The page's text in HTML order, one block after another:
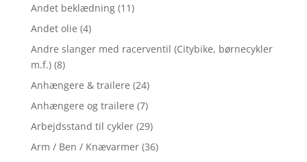
Andet beklædning (11)
Andet olie (4)
Andre slanger med racerventil (Citybike, børnecykler
m.f.) (8)
Anhængere & trailere (24)
Anhængere og trailere (7)
Arbejdsstand til cykler (29)
Arm / Ben / Knævarmer (36)